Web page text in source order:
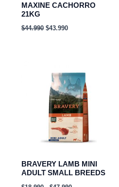
MAXINE CACHORRO
21KG
$44.990 $43.990
BRAVERY LAMB MINI
ADULT SMALL BREEDS
de
precios:
desde
$18.990
hasta
$47.990